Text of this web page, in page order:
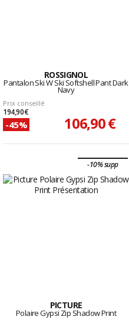
ROSSIGNOL
Pantalon Ski W Ski Softshell Pant Dark
Navy
Prix conseillé
194,90 €
-45% 106,90 €
-10% supp
PICTURE
Polaire Gypsi Zip Shadow Print